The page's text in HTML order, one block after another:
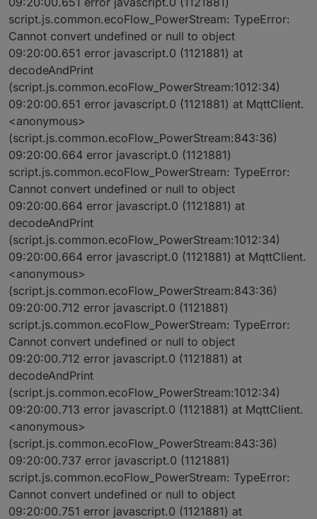
Ich Brauche diese Daten von Euch wenn ich helfen
soll, denn bei mir Funktioniert es ja.
zur Verfügung steht ist es nur die PV-Power. Mit dem
Wunschwert kann man schlecht regeln.
script.js.common.ecoFlow_PowerStream: TypeError:
Cannot convert undefined or null to object
09:20:00.651 error javascript.0 (1121881) at
decodeAndPrint
(script.js.common.ecoFlow_PowerStream:1012:34)
09:20:00.651 error javascript.0 (1121881) at MqttClient.
<anonymous>
(script.js.common.ecoFlow_PowerStream:843:36)
09:20:00.664 error javascript.0 (1121881)
script.js.common.ecoFlow_PowerStream: TypeError:
Cannot convert undefined or null to object
09:20:00.664 error javascript.0 (1121881) at
decodeAndPrint
(script.js.common.ecoFlow_PowerStream:1012:34)
09:20:00.664 error javascript.0 (1121881) at MqttClient.
<anonymous>
(script.js.common.ecoFlow_PowerStream:843:36)
09:20:00.712 error javascript.0 (1121881)
script.js.common.ecoFlow_PowerStream: TypeError:
Cannot convert undefined or null to object
09:20:00.712 error javascript.0 (1121881) at
decodeAndPrint
(script.js.common.ecoFlow_PowerStream:1012:34)
09:20:00.713 error javascript.0 (1121881) at MqttClient.
<anonymous>
(script.js.common.ecoFlow_PowerStream:843:36)
09:20:00.737 error javascript.0 (1121881)
script.js.common.ecoFlow_PowerStream: TypeError:
Cannot convert undefined or null to object
09:20:00.751 error javascript.0 (1121881) at